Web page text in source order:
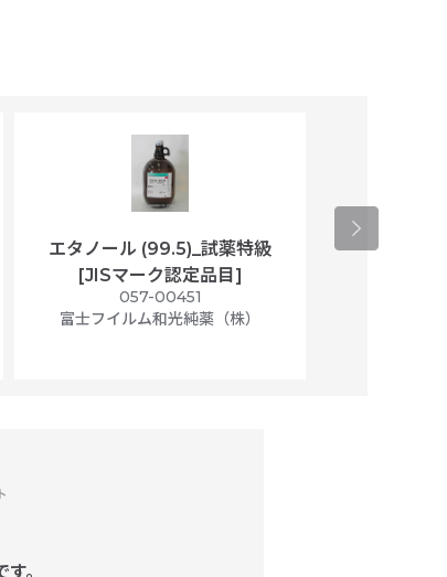
エタノール (99.5)_試薬特級
[JISマーク認定品目]
057-00451
富士フイルム和光純薬（株）
アセトニト
。